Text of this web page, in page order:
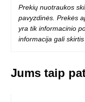
Prekių nuotraukos
pavyzdinės. Prekės
yra tik informacinio
informacija gali
Jums taip